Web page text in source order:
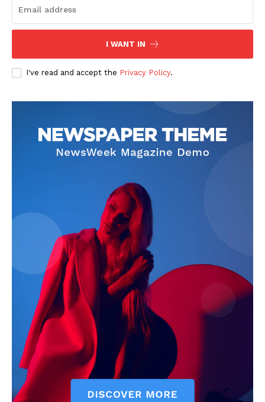
I WANT IN
I've read and accept the Privacy Policy.